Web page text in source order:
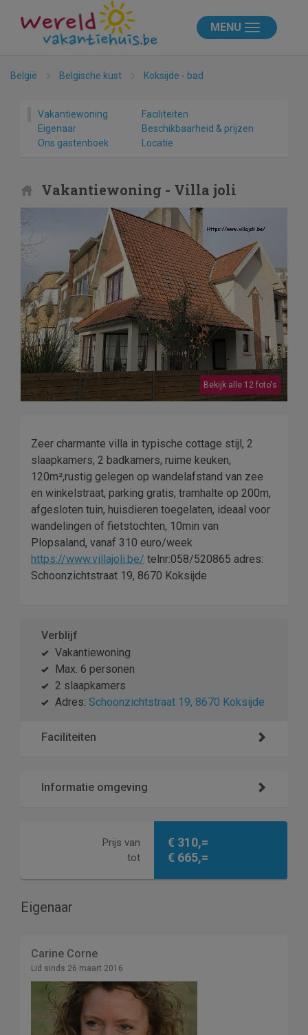
MENU
België Belgische kust Koksijde - bad
Vakantiewoning
Faciliteiten
Eigenaar
Beschikbaarheid & prijzen
Ons gastenboek
Locatie
Vakantiewoning - Villa joli
Bekijk alle 12 foto's
Zeer charmante villa in typische cottage stijl, 2
slaapkamers, 2 badkamers, ruime keuken,
120m²,rustig gelegen op wandelafstand van zee
en winkelstraat, parking gratis, tramhalte op 200m,
afgesloten tuin, huisdieren toegelaten, ideaal voor
wandelingen of fietstochten, 10min van
Plopsaland, vanaf 310 euro/week
https://www.villajoli.be/ telnr:058/520865 adres:
Schoonzichtstraat 19, 8670 Koksijde
Verblijf
Vakantiewoning
Max. 6 personen
2 slaapkamers
Adres: Schoonzichtstraat 19, 8670 Koksijde
Faciliteiten
Informatie omgeving
Prijs van
tot
€ 310,=
€ 665,=
Eigenaar
Carine Corne
Lid sinds 26 maart 2016